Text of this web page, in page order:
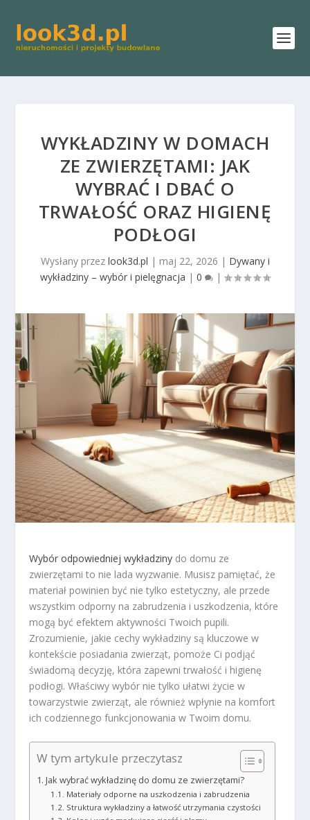
WYKŁADZINY W DOMACH
ZE ZWIERZĘTAMI: JAK
WYBRAĆ I DBAĆ O
TRWAŁOŚĆ ORAZ HIGIENĘ
PODŁOGI
Wysłany przez look3d.pl | maj 22, 2026 | Dywany i
wykładziny – wybór i pielęgnacja | 0 |
Wybór odpowiedniej wykładziny do domu ze
zwierzętami to nie lada wyzwanie. Musisz pamiętać, że
materiał powinien być nie tylko estetyczny, ale przede
wszystkim odporny na zabrudzenia i uszkodzenia, które
mogą być efektem aktywności Twoich pupili.
Zrozumienie, jakie cechy wykładziny są kluczowe w
kontekście posiadania zwierząt, pomoże Ci podjąć
świadomą decyzję, która zapewni trwałość i higienę
podłogi. Właściwy wybór nie tylko ułatwi życie w
towarzystwie zwierząt, ale również wpłynie na komfort
ich codziennego funkcjonowania w Twoim domu.
W tym artykule przeczytasz
Jak wybrać wykładzinę do domu ze zwierzętami?
Materiały odporne na uszkodzenia i zabrudzenia
Struktura wykładziny a łatwość utrzymania czystości